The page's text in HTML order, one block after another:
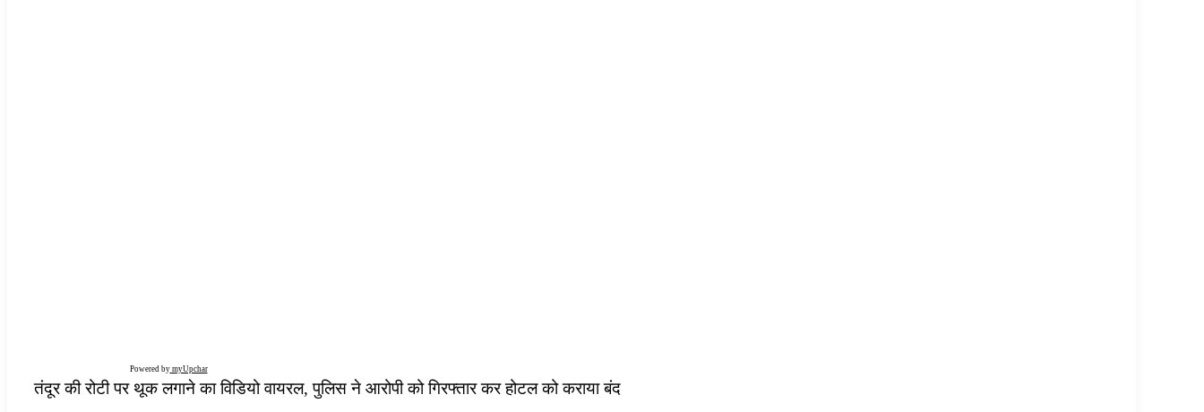
Powered bymyUpchar
तंदूर की रोटी पर थूक लगाने का विडियो वायरल, पुलिस ने आरोपी को गिरफ्तार कर होटल को कराया बंद